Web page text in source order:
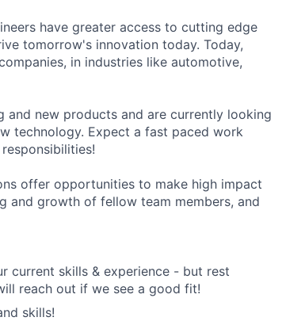
have greater access to cutting edge
tomorrow's innovation today. Today,
in industries like automotive,
and new products and are currently looking
technology. Expect a fast paced work
responsibilities!
offer opportunities to make high impact
and growth of fellow team members, and
current skills & experience - but rest
reach out if we see a good fit!
skills!